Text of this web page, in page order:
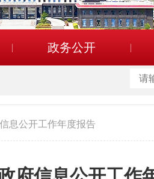
政务公开
息公开工作年度报告